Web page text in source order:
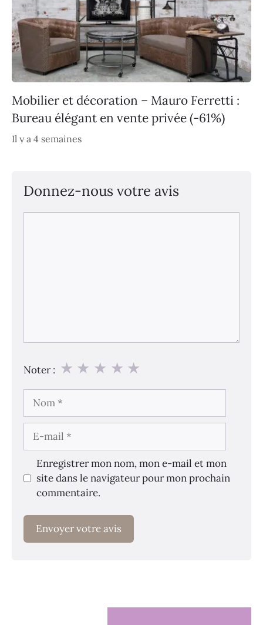
Mobilier et décoration – Mauro Ferretti :
Bureau élégant en vente privée (-61%)
Il y a 4 semaines
Donnez-nous votre avis
Noter : ★
★
★
★
★
mail
Enregistrer mon nom, mon e-mail et mon
site dans le navigateur pour mon prochain
commentaire.